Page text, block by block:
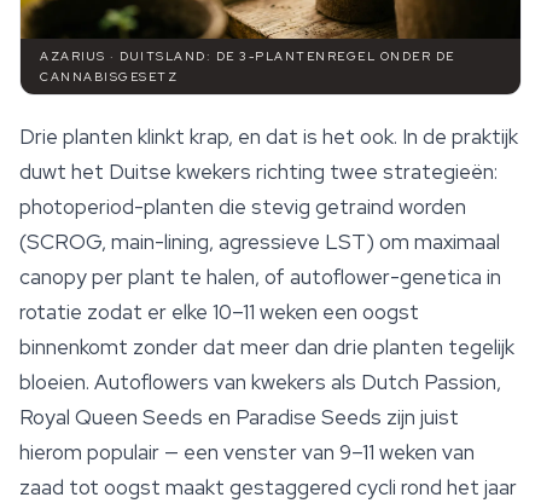
AZARIUS · DUITSLAND: DE 3-PLANTENREGEL ONDER DE
CANNABISGESETZ
Drie planten klinkt krap, en dat is het ook. In de praktijk
duwt het Duitse kwekers richting twee strategieën:
photoperiod-planten die stevig getraind worden
(SCROG, main-lining, agressieve LST) om maximaal
canopy per plant te halen, of autoflower-genetica in
rotatie zodat er elke 10–11 weken een oogst
binnenkomt zonder dat meer dan drie planten tegelijk
bloeien. Autoflowers van kwekers als Dutch Passion,
Royal Queen Seeds en Paradise Seeds zijn juist
hierom populair — een venster van 9–11 weken van
zaad tot oogst maakt gestaggered cycli rond het jaar